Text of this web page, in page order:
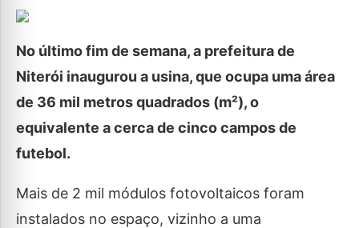
No último fim de semana, a prefeitura de
Niterói inaugurou a usina, que ocupa uma área
de 36 mil metros quadrados (m²), o
equivalente a cerca de cinco campos de
futebol.
Mais de 2 mil módulos fotovoltaicos foram
instalados no espaço, vizinho a uma